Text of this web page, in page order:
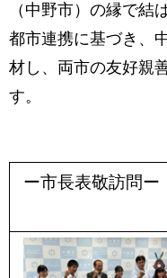
（中野市）の縁で結
都市連携に基づき、
材し、両市の友好親
す。
ー市長表敬訪問ー